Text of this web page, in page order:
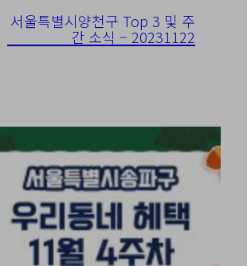
서울특별시양천구 Top 3 및 주
간 소식 – 20231122